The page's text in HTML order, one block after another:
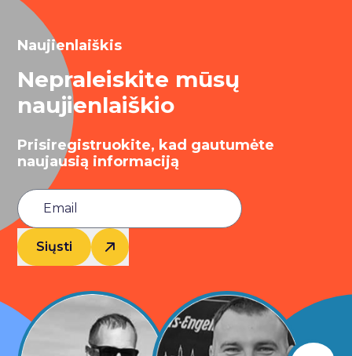
Naujienlaiškis
Nepraleiskite mūsų
naujienlaiškio
Prisiregistruokite, kad gautumėte
naujausią informaciją
Siųsti